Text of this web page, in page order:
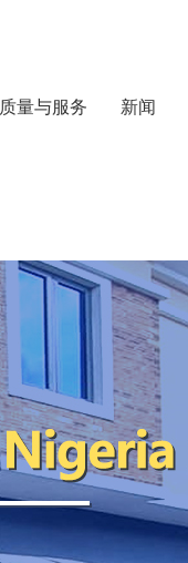
质量与服务 新闻